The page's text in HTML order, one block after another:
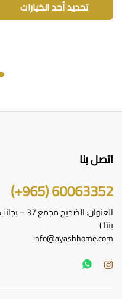
تحديد أحد الخيارات
اتصل بنا
60063352 (965+)
العنوان:
بنتا )
info@ayashhome.com